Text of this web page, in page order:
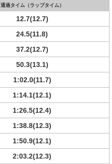
通過タイム（ラップタイム）
12.7(12.7)
24.5(11.8)
37.2(12.7)
50.3(13.1)
1:02.0(11.7)
1:14.1(12.1)
1:26.5(12.4)
1:38.8(12.3)
1:50.9(12.1)
2:03.2(12.3)